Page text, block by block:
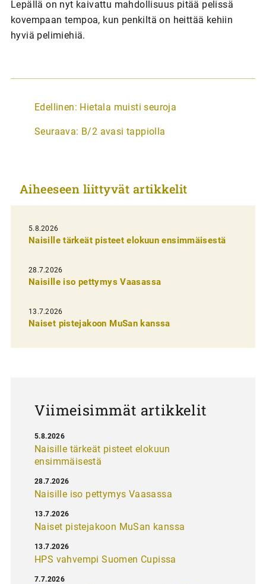
Lepällä on nyt kaivattu mahdollisuus pitää pelissä
kovempaan tempoa, kun penkiltä on heittää kehiin
hyviä pelimiehiä.
A
t
k
e
l
i
e
n
e
Edellinen: Hietala muisti seuroja
Seuraava: B/2 avasi tappiolla
Aiheeseen liittyvät artikkelit
5.8.2026
Naisille tärkeät pisteet elokuun ensimmäisestä
28.7.2026
Naisille iso pettymys Vaasassa
13.7.2026
Naiset pistejakoon MuSan kanssa
Viimeisimmät artikkelit
Naisille tärkeät pisteet elokuun
ensimmäisestä
5.8.2026
Naisille iso pettymys Vaasassa
28.7.2026
Naiset pistejakoon MuSan kanssa
13.7.2026
HPS vahvempi Suomen Cupissa
13.7.2026
7.7.2026